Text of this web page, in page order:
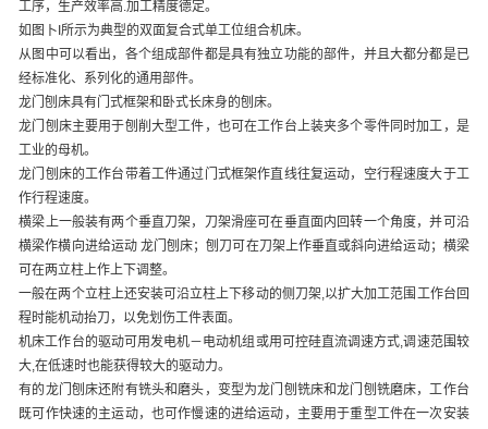
工序，生产效率高.加工精度德定。
如图卜I所示为典型的双面复合式单工位组合机床。
从图中可以看出，各个组成部件都是具有独立功能的部件，并且大都分都是已
经标准化、系列化的通用部件。
龙门刨床具有门式框架和卧式长床身的刨床。
龙门刨床主要用于刨削大型工件，也可在工作台上装夹多个零件同时加工，是
工业的母机。
龙门刨床的工作台带着工件通过门式框架作直线往复运动，空行程速度大于工
作行程速度。
横梁上一般装有两个垂直刀架，刀架滑座可在垂直面内回转一个角度，并可沿
横梁作横向进给运动 龙门刨床；刨刀可在刀架上作垂直或斜向进给运动；横梁
可在两立柱上作上下调整。
一般在两个立柱上还安装可沿立柱上下移动的侧刀架,以扩大加工范围工作台回
程时能机动抬刀，以免划伤工件表面。
机床工作台的驱动可用发电机－电动机组或用可控硅直流调速方式,调速范围较
大,在低速时也能获得较大的驱动力。
有的龙门刨床还附有铣头和磨头，变型为龙门刨铣床和龙门刨铣磨床，工作台
既可作快速的主运动，也可作慢速的进给运动，主要用于重型工件在一次安装